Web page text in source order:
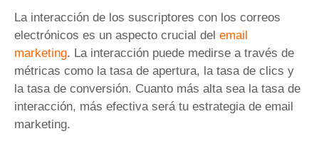
La interacción de los suscriptores con los correos
electrónicos es un aspecto crucial del email
marketing. La interacción puede medirse a través de
métricas como la tasa de apertura, la tasa de clics y
la tasa de conversión. Cuanto más alta sea la tasa de
interacción, más efectiva será tu estrategia de email
marketing.